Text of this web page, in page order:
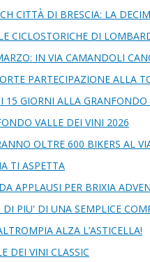
CITTÀ DI BRESCIA: LA
CICLOSTORICHE DI
IN VIA CAMANDOLI
PARTECIPAZIONE ALLA
15 GIORNI ALLA
VALLE DEI VINI 2026
OLTRE 600 BIKERS AL
TI ASPETTA
APPLAUSI PER BRIXIA
DI PIU' DI UNA SEMPLICE
ALZA L’ASTICELLA!
DEI VINI CLASSIC